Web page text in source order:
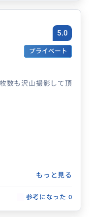
5.0
プライベート
数も沢山撮影して頂
もっと見る
参考になった 0